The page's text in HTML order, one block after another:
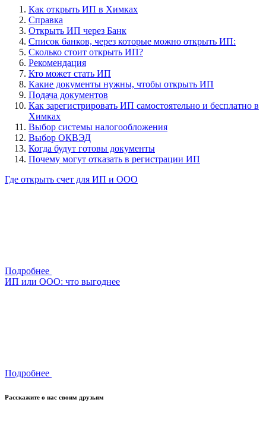
Как открыть ИП в Химках
Справка
Открыть ИП через Банк
Cписок банков, через которые можно открыть ИП:
Сколько стоит открыть ИП?
Рекомендация
Кто может стать ИП
Какие документы нужны, чтобы открыть ИП
Подача документов
Как зарегистрировать ИП самостоятельно и бесплатно в
Химках
Выбор системы налогообложения
Выбор ОКВЭД
Когда будут готовы документы
Почему могут отказать в регистрации ИП
Где открыть счет для ИП и ООО
Подробнее
ИП или ООО: что выгоднее
Подробнее
Расскажите о нас своим друзьям